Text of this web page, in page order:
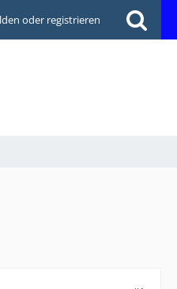
oder registrieren